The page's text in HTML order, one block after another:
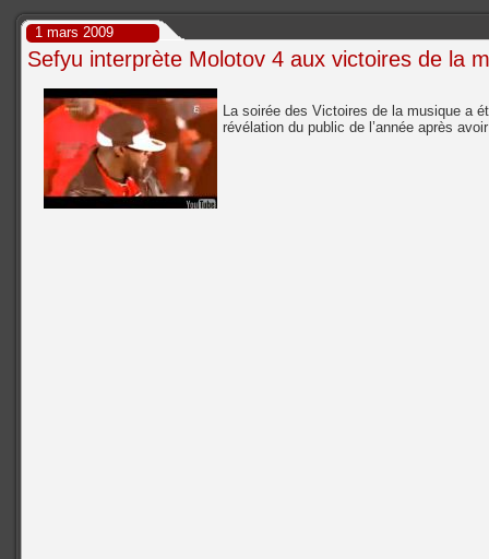
1 mars 2009
Sefyu interprète Molotov 4 aux victoires de la
La soirée des Victoires de la musique a
révélation du public de l’année après